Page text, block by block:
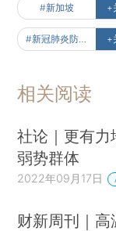
#新加坡 +
+
相关阅读
社论｜更有力
弱势群体
2022年09月17日
财新周刊｜